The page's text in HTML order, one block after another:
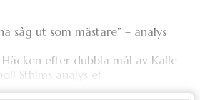
efter dubbla mål av Kalle
Sthlms analys ef